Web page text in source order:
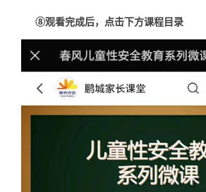
⑧观看完成后，点击下方课程目录